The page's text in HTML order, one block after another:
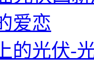
爱恋
的光伏-